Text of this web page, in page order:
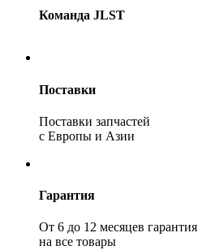
Команда JLST
Поставки
Поставки запчастей
с Европы и Азии
Гарантия
От 6 до 12 месяцев гарантия
на все товары